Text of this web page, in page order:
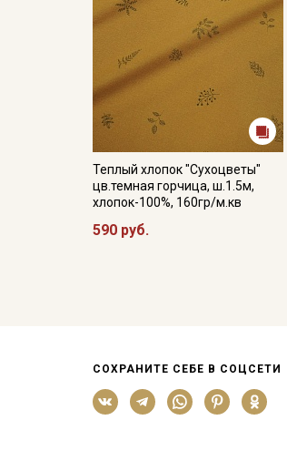
Теплый хлопок "Сухоцветы"
цв.темная горчица, ш.1.5м,
хлопок-100%, 160гр/м.кв
590 руб.
СОХРАНИТЕ СЕБЕ В СОЦСЕТИ